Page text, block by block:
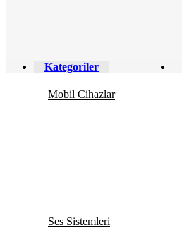
Kategoriler
Mobil Cihazlar
Ses Sistemleri